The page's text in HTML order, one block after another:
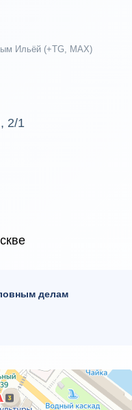
Ильёй (+TG, MAX)
2/1
делам